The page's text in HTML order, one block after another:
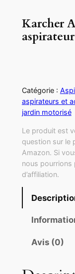
Karcher
Catégorie :
aspirateurs et
jardin motorisé
Le produit est
question sur le
Amazon. Si
nous pourrions
d’affiliation.
Avis (0)